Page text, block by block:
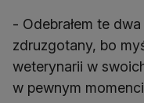
- Odebrałem te
zdruzgotany, bo
weterynarii w
w pewnym